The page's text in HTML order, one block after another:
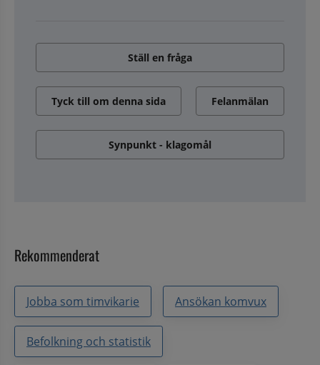
Ställ en fråga
Tyck till om denna sida Felanmälan
Synpunkt - klagomål
Rekommenderat
Jobba som timvikarie Ansökan komvux
Befolkning och statistik